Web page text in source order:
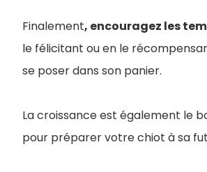
Finalement, encouragez les
le félicitant ou en le
se poser dans son panier.
La croissance est également le
pour préparer votre chiot à sa